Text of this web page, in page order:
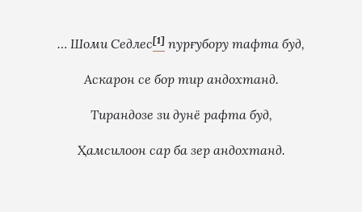
… Шоми Седлес[1] пурғубору тафта буд,
Аскарон се бор тир андохтанд.
Тирандозе зи дунё рафта буд,
Ҳамсилоон сар ба зер андохтанд.